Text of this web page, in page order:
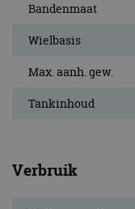
Bandenmaat
Wielbasis
Max. aanh. gew.
Tankinhoud
Verbruik